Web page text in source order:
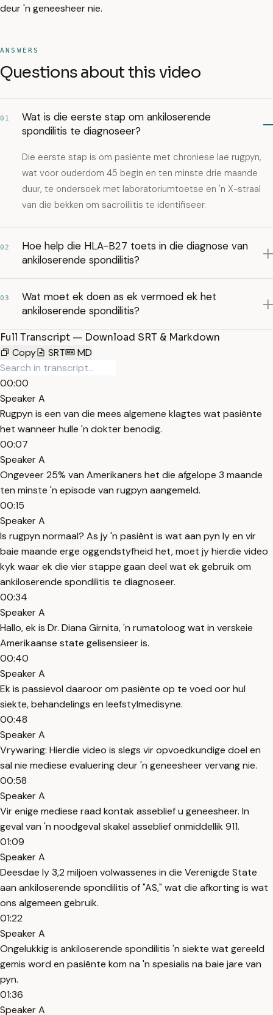
deur 'n geneesheer nie.
ANSWERS
Questions about this video
01
Wat is die eerste stap om ankiloserende
spondilitis te diagnoseer?
Die eerste stap is om pasiënte met chroniese lae rugpyn,
wat voor ouderdom 45 begin en ten minste drie maande
duur, te ondersoek met laboratoriumtoetse en 'n X-straal
van die bekken om sacroiliitis te identifiseer.
02
Hoe help die HLA-B27 toets in die diagnose van
ankiloserende spondilitis?
03
Wat moet ek doen as ek vermoed ek het
ankiloserende spondilitis?
Full Transcript — Download SRT & Markdown
Copy
SRT MD
00:00
Speaker A
Rugpyn is een van die mees algemene klagtes wat pasiënte
het wanneer hulle 'n dokter benodig.
00:07
Speaker A
Ongeveer 25% van Amerikaners het die afgelope 3 maande
ten minste 'n episode van rugpyn aangemeld.
00:15
Speaker A
Is rugpyn normaal? As jy 'n pasiënt is wat aan pyn ly en vir
baie maande erge oggendstyfheid het, moet jy hierdie video
kyk waar ek die vier stappe gaan deel wat ek gebruik om
ankiloserende spondilitis te diagnoseer.
00:34
Speaker A
Hallo, ek is Dr. Diana Girnita, 'n rumatoloog wat in verskeie
Amerikaanse state gelisensieer is.
00:40
Speaker A
Ek is passievol daaroor om pasiënte op te voed oor hul
siekte, behandelings en leefstylmedisyne.
00:48
Speaker A
Vrywaring: Hierdie video is slegs vir opvoedkundige doel en
sal nie mediese evaluering deur 'n geneesheer vervang nie.
00:58
Speaker A
Vir enige mediese raad kontak asseblief u geneesheer. In
geval van 'n noodgeval skakel asseblief onmiddellik 911.
01:09
Speaker A
Deesdae ly 3,2 miljoen volwassenes in die Verenigde State
aan ankiloserende spondilitis of "AS," wat die afkorting is wat
ons algemeen gebruik.
01:22
Speaker A
Ongelukkig is ankiloserende spondilitis 'n siekte wat gereeld
gemis word en pasiënte kom na 'n spesialis na baie jare van
pyn.
01:36
Speaker A